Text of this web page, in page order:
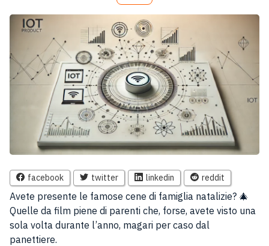
facebook twitter linkedin reddit
Avete presente le famose cene di famiglia natalizie? 🎄
Quelle da film piene di parenti che, forse, avete visto una
sola volta durante l’anno, magari per caso dal
panettiere.